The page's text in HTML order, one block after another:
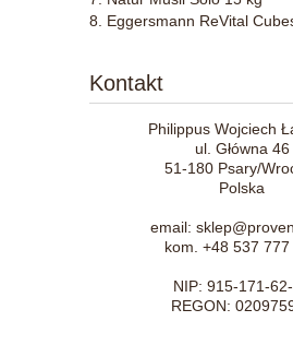
Eggersmann ReVital
Kontakt
Philippus Wojciech
ul. Główna 46
51-180 Psary/
Polska
email:
kom. +48 537 777
NIP: 915-171-
REGON: